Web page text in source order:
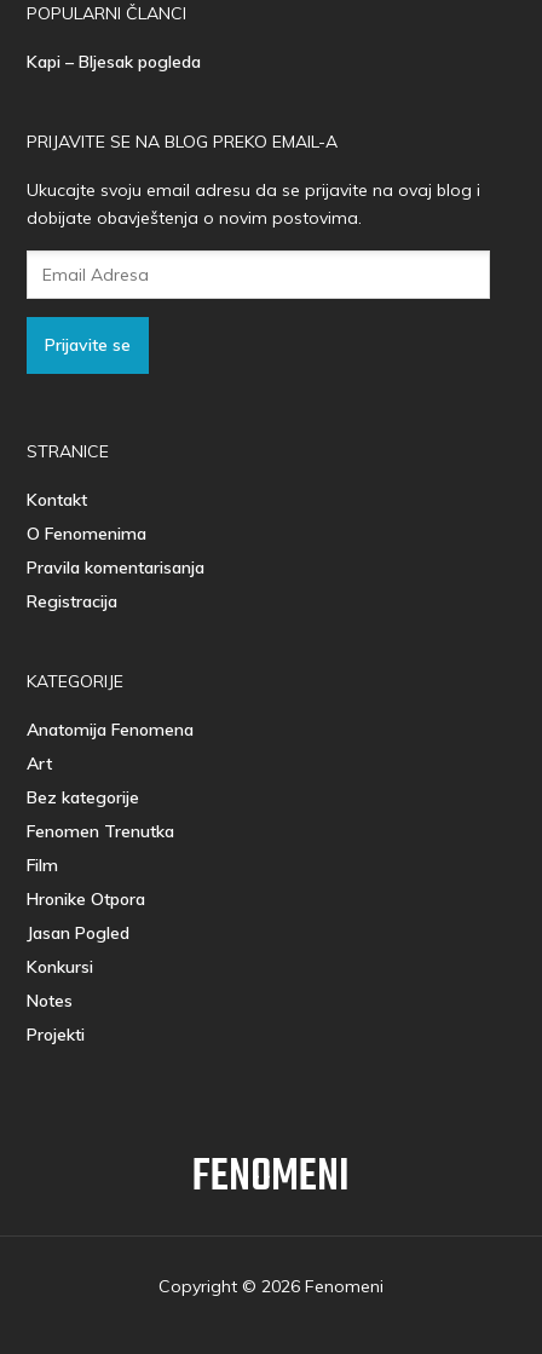
POPULARNI ČLANCI
Kapi – Bljesak pogleda
PRIJAVITE SE NA BLOG PREKO EMAIL-A
Ukucajte svoju email adresu da se prijavite na ovaj blog i
dobijate obavještenja o novim postovima.
Prijavite se
STRANICE
Kontakt
O Fenomenima
Pravila komentarisanja
Registracija
KATEGORIJE
Anatomija Fenomena
Art
Bez kategorije
Fenomen Trenutka
Film
Hronike Otpora
Jasan Pogled
Konkursi
Notes
Projekti
FENOMENI
Copyright © 2026 Fenomeni